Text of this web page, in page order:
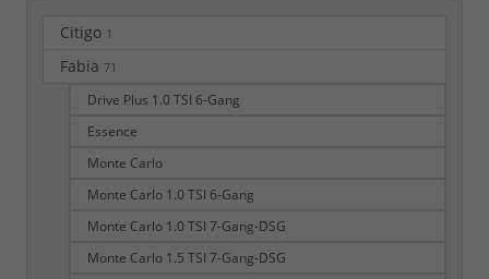
Citigo 1
Fabia 71
Drive Plus 1.0 TSI 6-Gang
Essence
Monte Carlo
Monte Carlo 1.0 TSI 6-Gang
Monte Carlo 1.0 TSI 7-Gang-DSG
Monte Carlo 1.5 TSI 7-Gang-DSG